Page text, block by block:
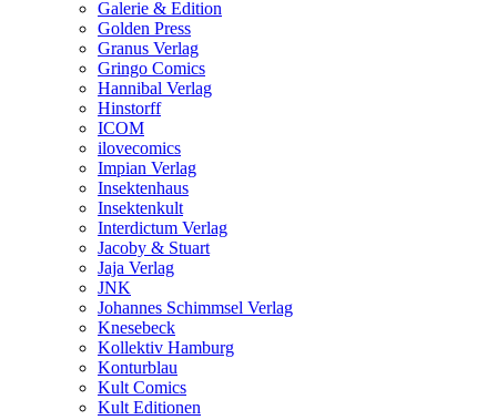
Galerie & Edition
Golden Press
Granus Verlag
Gringo Comics
Hannibal Verlag
Hinstorff
ICOM
ilovecomics
Impian Verlag
Insektenhaus
Insektenkult
Interdictum Verlag
Jacoby & Stuart
Jaja Verlag
JNK
Johannes Schimmsel Verlag
Knesebeck
Kollektiv Hamburg
Konturblau
Kult Comics
Kult Editionen